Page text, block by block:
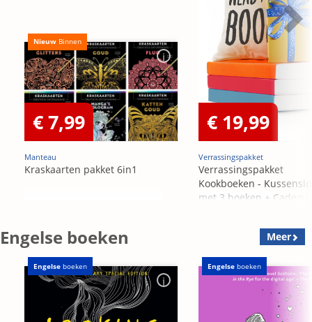
Nieuw Binnen
€ 7,99
Manteau
Kraskaarten pakket 6in1
€ 19,99
Verrassingspakket
Verrassingspakket
Kookboeken -
met 3 boeken + Cadeau
Engelse boeken Meer
Engelse boeken Engelse boeken